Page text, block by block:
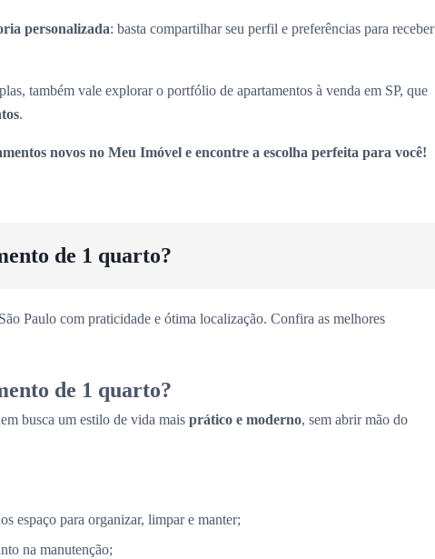
personalizada: basta compartilhar seu perfil e preferências para receber
também vale explorar o portfólio de apartamentos à venda em SP, que
.
novos no Meu Imóvel e encontre a escolha perfeita para você!
de 1 quarto?
Paulo com praticidade e ótima localização. Confira as melhores
de 1 quarto?
busca um estilo de vida mais prático e moderno, sem abrir mão do
espaço para organizar, limpar e manter;
na manutenção;